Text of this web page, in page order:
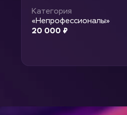
Категория
«Непрофессионалы»
20 000 ₽